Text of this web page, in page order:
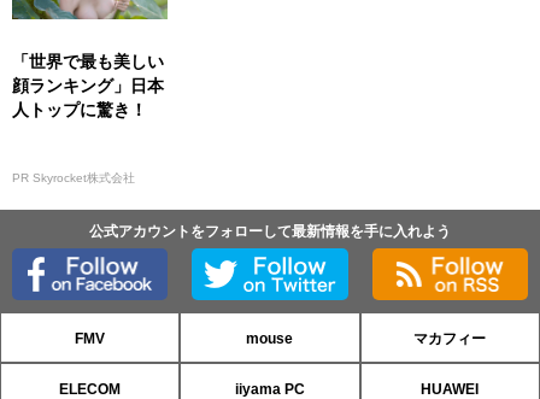
「世界で最も美しい
顔ランキング」日本
人トップに驚き！
PR Skyrocket株式会社
公式アカウントをフォローして最新情報を手に入れよう
FMV mouse マカフィー
ELECOM iiyama PC HUAWEI